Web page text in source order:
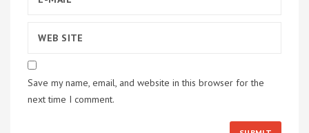
Save my name, email, and website in this browser for the
next time I comment.